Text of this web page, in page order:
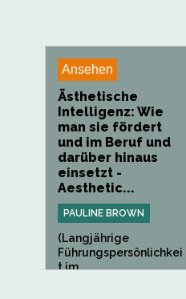
Ansehen
Ästhetische
Intelligenz: Wie
man sie fördert
und im Beruf und
darüber hinaus
einsetzt -
Aesthetic...
PAULINE BROWN
(Langjährige
Führungspersönlichkei
t im...